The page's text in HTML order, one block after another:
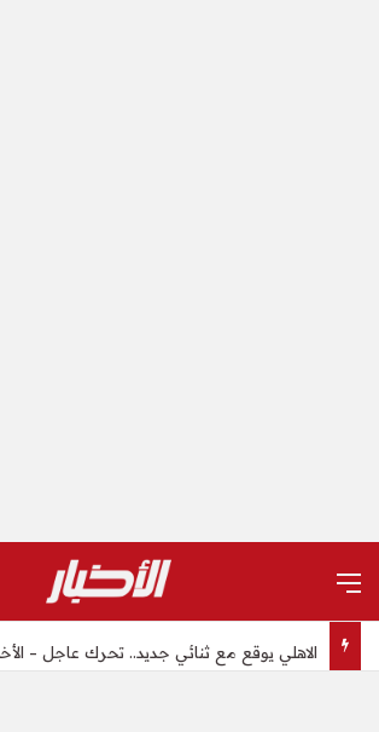
الاهلي يوقع مع ثنائي جديد.. تحرك عاجل –